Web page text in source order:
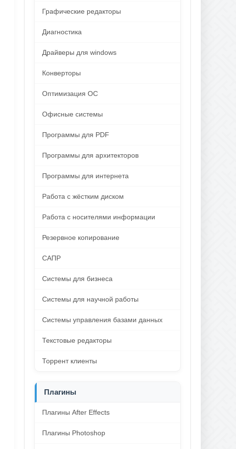
Графические редакторы
Диагностика
Драйверы для windows
Конверторы
Оптимизация ОС
Офисные системы
Программы для PDF
Программы для архитекторов
Программы для интернета
Работа с жёстким диском
Работа с носителями информации
Резервное копирование
САПР
Системы для бизнеса
Системы для научной работы
Системы управления базами данных
Текстовые редакторы
Торрент клиенты
Плагины
Плагины After Effects
Плагины Photoshop